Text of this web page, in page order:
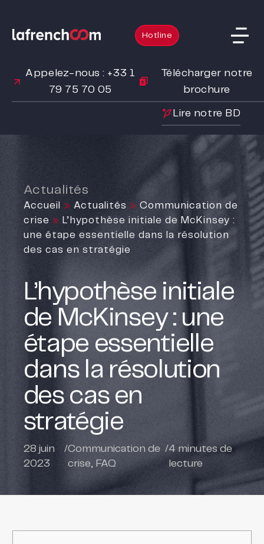
Hotline
Appelez-nous : +33 1
79 75 70 05
Télécharger notre
brochure
Lire notre BD
Actualités
Accueil » Actualités » Communication de
crise » L’hypothèse initiale de McKinsey :
une étape essentielle dans la résolution
des cas en stratégie
L’hypothèse initiale
de McKinsey : une
étape essentielle
dans la résolution
des cas en
stratégie
28 juin
2023
/Communication de
crise, FAQ
/4 minutes de
lecture